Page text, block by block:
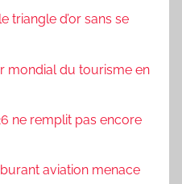
triangle d’or sans se
mondial du tourisme en
ne remplit pas encore
aviation menace